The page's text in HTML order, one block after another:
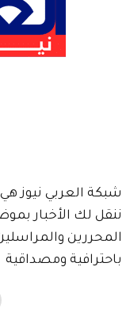
شبكة العربي نيوز
ننقل لك الأخبار
المحررين
باحترافية ومصداقية